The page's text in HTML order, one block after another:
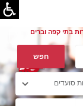
בתי קפה וברים